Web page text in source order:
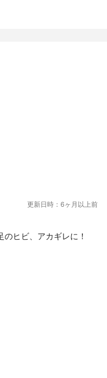
更新日時：6ヶ月以上前
ヒビ、アカギレに！